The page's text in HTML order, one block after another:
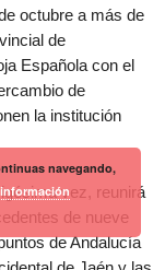
octubre a más de
de
Española con el
de
la institución
vez, reunirá
de nueve
de Andalucía
navegando,